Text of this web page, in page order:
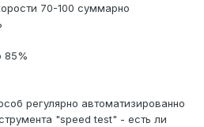
70-100 суммарно
85%
регулярно автоматизированно
"speed test" - есть ли